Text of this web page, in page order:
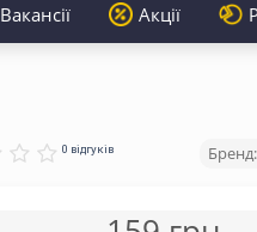
Вакансії Акції
0 відгуків